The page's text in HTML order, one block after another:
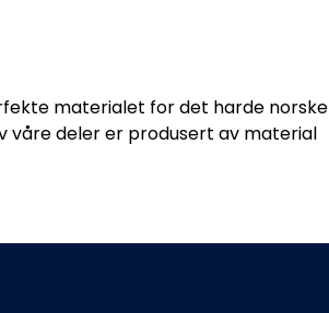
materialet for det harde norske
våre deler er produsert av material